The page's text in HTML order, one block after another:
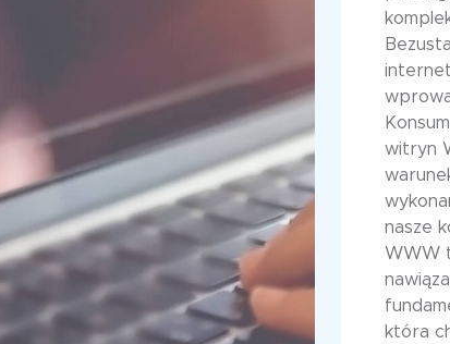
witryn
nasze
WWW
która